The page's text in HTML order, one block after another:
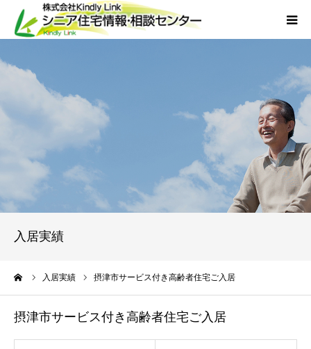
入居実績
入居実績 摂津市サービス付き高齢者住宅ご入居
摂津市サービス付き高齢者住宅ご入居
当社について
外国人人材採用
お問い合わせ